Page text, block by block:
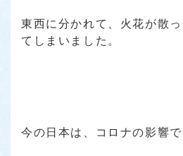
東西に分かれて、火花が散
てしまいました。
今の日本は、コロナの影響